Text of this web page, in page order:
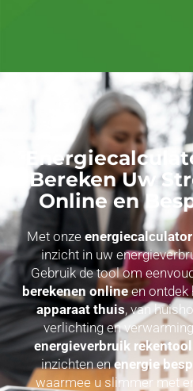
Bereken Uw
Online en
Met onze
inzicht in uw
Gebruik de tool om
berekenen online en ontdek
apparaat thuis, van
verlichting en
energieverbruik rekentool
inzichten enenergie
waarmee u slimmer met